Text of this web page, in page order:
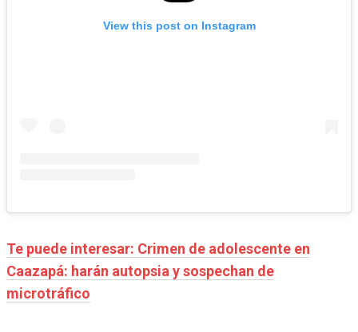
View this post on Instagram
Te puede interesar: Crimen de adolescente en
Caazapá: harán autopsia y sospechan de
microtráfico